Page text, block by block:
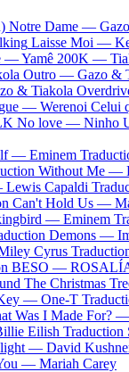
Notre Dame —
Laisse Moi —
—Yamê 200K —
Outro — Gazo &
& Tiakola
— Werenoi Celui
No love — Ninho
— Eminem
Without Me —
Lewis Capaldi
Can't Hold Us —
— Eminem
Demons —
Cyrus
BESO —
The Christmas
— One-T
Was I Made For? —
Eilish
— David
— Mariah Carey